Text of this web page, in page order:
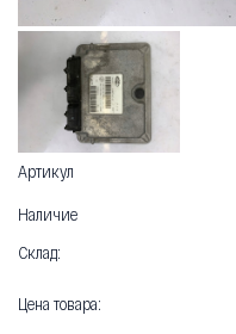
Артикул
Наличие
Склад:
Цена товара: